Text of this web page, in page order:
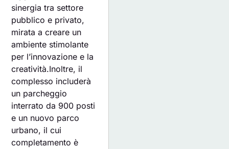
sinergia tra settore
pubblico e privato,
mirata a creare un
ambiente stimolante
per l’innovazione e la
creatività.Inoltre, il
complesso includerà
un parcheggio
interrato da 900 posti
e un nuovo parco
urbano, il cui
completamento è